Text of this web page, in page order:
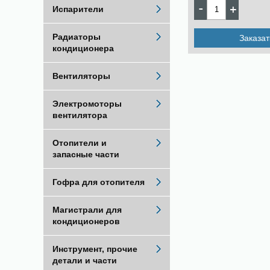
Испарители
Радиаторы
кондиционера
Вентиляторы
Электромоторы
вентилятора
Отопители и
запасные части
Гофра для отопителя
Магистрали для
кондиционеров
Инструмент, прочие
детали и части